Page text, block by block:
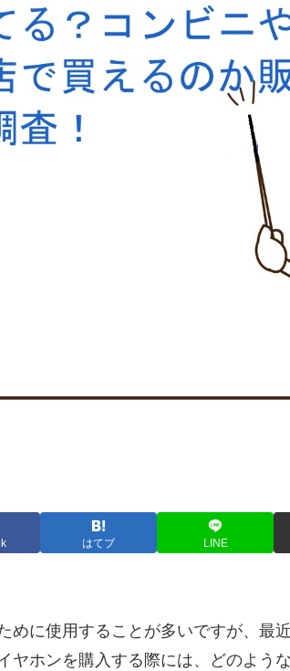
はてブ LINE
めに使用することが多いですが、最
ヤホンを購入する際には、どのよう